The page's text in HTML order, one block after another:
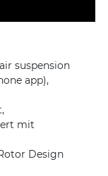
suspension
app),
mit
Design